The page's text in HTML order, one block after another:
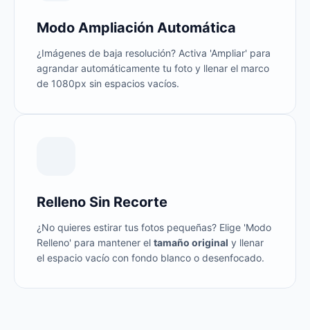
Modo Ampliación Automática
¿Imágenes de baja resolución? Activa 'Ampliar' para
agrandar automáticamente tu foto y llenar el marco
de 1080px sin espacios vacíos.
Relleno Sin Recorte
¿No quieres estirar tus fotos pequeñas? Elige 'Modo
Relleno' para mantener el tamaño original y llenar
el espacio vacío con fondo blanco o desenfocado.